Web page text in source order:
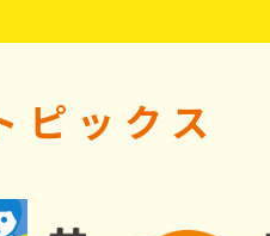
ピックス